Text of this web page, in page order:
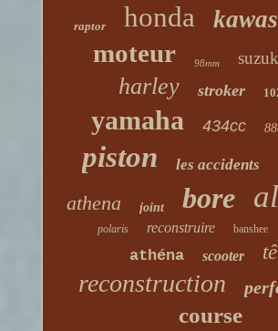
raptor honda
moteur 98mm
harley stroker
yamaha 434cc
piston les accidents
athena joint bore
polaris reconstruire banshee
athéna scooter
reconstruction
course